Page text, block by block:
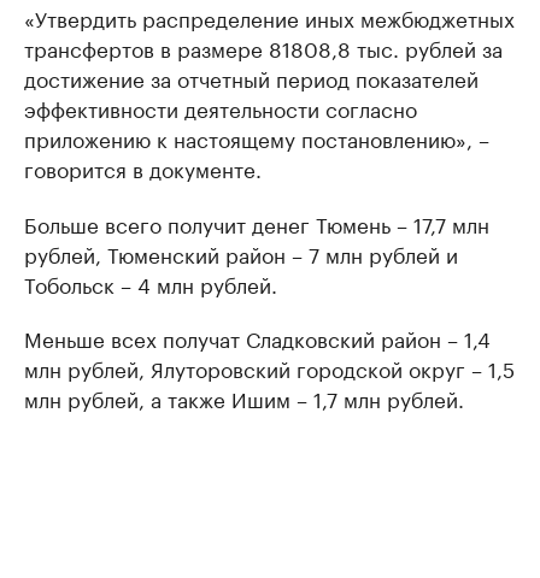
«Утвердить распределение иных межбюджетных
трансфертов в размере 81808,8 тыс. рублей за
достижение за отчетный период показателей
эффективности деятельности согласно
приложению к настоящему постановлению», –
говорится в документе.
Больше всего получит денег Тюмень – 17,7 млн
рублей, Тюменский район – 7 млн рублей и
Тобольск – 4 млн рублей.
Меньше всех получат Сладковский район – 1,4
млн рублей, Ялуторовский городской округ – 1,5
млн рублей, а также Ишим – 1,7 млн рублей.